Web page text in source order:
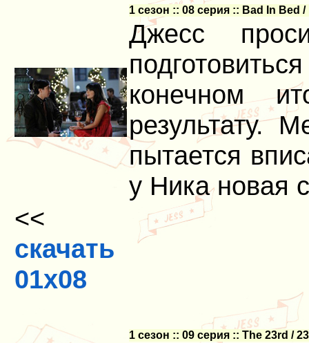
1 сезон :: 08 серия :: Bad In Bed
Джесс
конечном
результату.
пытается
у Ника новая
<<
скачать
01x08
1 сезон :: 09 серия :: The 23rd /